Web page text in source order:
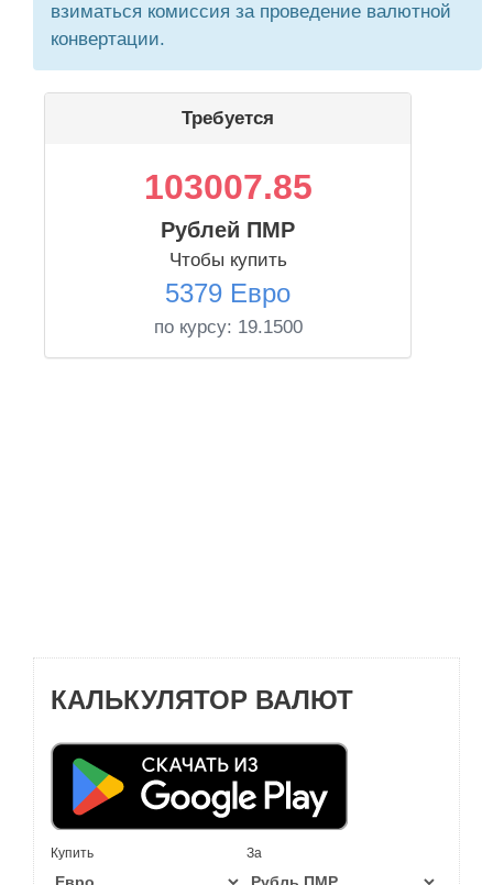
взиматься комиссия за проведение валютной
конвертации.
Требуется
103007.85
Рублей ПМР
Чтобы купить
5379 Евро
по курсу: 19.1500
КАЛЬКУЛЯТОР ВАЛЮТ
Купить За